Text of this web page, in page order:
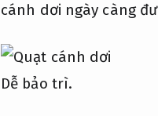
cánh dơi ngày càng
Dễ bảo trì.